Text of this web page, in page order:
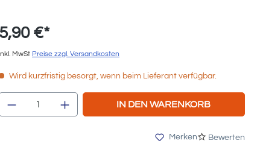
5,90 €*
MwSt Preise zzgl. Versandkosten
Wird kurzfristig besorgt, wenn beim Lieferant verfügbar.
Produkt Anzahl: Gib den gewünschten
IN DEN WARENKORB
Merken Bewerten